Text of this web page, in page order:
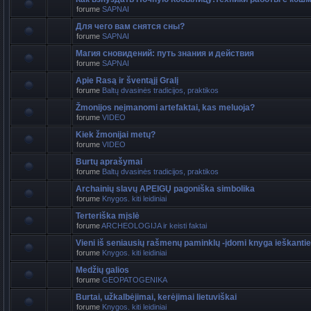
forume SAPNAI
Для чего вам снятся сны?
forume SAPNAI
Магия сновидений: путь знания и действия
forume SAPNAI
Apie Rasą ir šventąjį Gralį
forume Baltų dvasinės tradicijos, praktikos
Žmonijos neįmanomi artefaktai, kas meluoja?
forume VIDEO
Kiek žmonijai metų?
forume VIDEO
Burtų aprašymai
forume Baltų dvasinės tradicijos, praktikos
Archainių slavų APEIGŲ pagoniška simbolika
forume Knygos. kiti leidiniai
Terteriška mįslė
forumeARCHEOLOGIJA ir keisti faktai
Vieni iš seniausių rašmenų paminklų -įdomi knyga
forume Knygos. kiti leidiniai
Medžių galios
forume GEOPATOGENIKA
Burtai, užkalbėjimai, kerėjimai lietuviškai
forume Knygos. kiti leidiniai